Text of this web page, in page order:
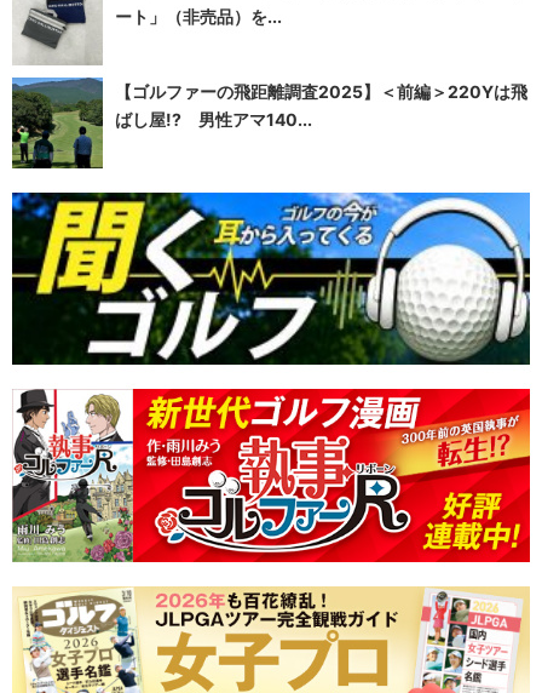
ート」（非売品）を...
【ゴルファーの飛距離調査2025】＜前編＞220Yは飛
ばし屋!? 男性アマ140...